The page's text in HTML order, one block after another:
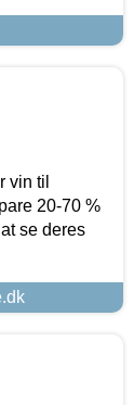
vin til
20-70 %
se deres